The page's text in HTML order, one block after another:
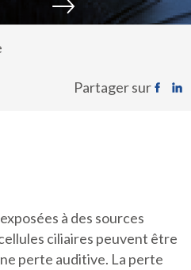
Partager sur
à des sources
ciliaires peuvent être
perte auditive. La perte